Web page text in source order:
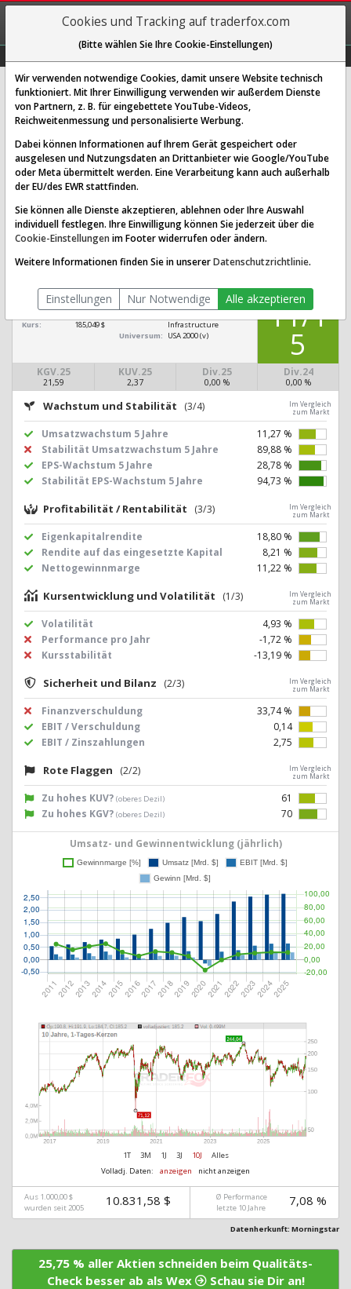
REGIS-
TRIEREN
Wex Aktie: Realtime-Kurs &
Analyse (A1J7A6 | WEX)
SCORING SYSTEMS:
Qualitäts-Check Dividenden-Check
Wachstums-Check
Robustheits-Check
Qualitäts-Check:Ist die Aktie zum Investieren
Infos zum Score
Wex[WEX A1J7A6 US96208T1043]
Börsenwert: 6,313 Mrd. $
Kurs:
185,049 $
Sektor:
Technology / Software -
Infrastructure
Universum:
USA 2000 (v)
KGV.25
21,59
KUV.25
2,37
Div.25
0,00 %
Div.24
0,00 %
11/1
5
Wachstum und Stabilität (3/4)
Im Vergleich
zum Markt
Umsatzwachstum 5 Jahre
11,27 %
Stabilität Umsatzwachstum 5 Jahre
89,88 %
EPS-Wachstum 5 Jahre
28,78 %
Stabilität EPS-Wachstum 5 Jahre
94,73 %
Profitabilität / Rentabilität (3/3)
Im Vergleich
zum Markt
Eigenkapitalrendite
18,80 %
Rendite auf das eingesetzte Kapital
8,21 %
Nettogewinnmarge
11,22 %
Kursentwicklung und Volatilität (1/3)
Im Vergleich
zum Markt
Volatilität
4,93 %
Performance pro Jahr
-1,72 %
Kursstabilität
-13,19 %
Sicherheit und Bilanz (2/3)
Im Vergleich
zum Markt
Finanzverschuldung
33,74 %
EBIT / Verschuldung
0,14
EBIT / Zinszahlungen
2,75
Rote Flaggen (2/2)
Im Vergleich
zum Markt
Zu hohes KUV? (oberes Dezil)
61
Zu hohes KGV? (oberes Dezil) 70
Umsatz- und Gewinnentwicklung (jährlich)
1T 3M 1J 3J 10J
Alles
Volladj. Daten:
anzeigen nicht anzeigen
Aus 1.000,00 $
wurden seit 2005
10.831,58 $
Ø Performance
letzte 10 Jahre
7,08 %
Datenherkunft: Morningstar
25,75 % aller Aktien schneiden beim Qualitäts-
Check besser ab als Wex
Schau sie Dir an!
Cookies und Tracking auf traderfox.com
(Bitte wählen Sie Ihre Cookie-Einstellungen)
Wir verwenden notwendige Cookies, damit unsere Website technisch
funktioniert. Mit Ihrer Einwilligung verwenden wir außerdem Dienste
von Partnern, z. B. für eingebettete YouTube-Videos,
Reichweitenmessung und personalisierte Werbung.
Dabei können Informationen auf Ihrem Gerät gespeichert oder
ausgelesen und Nutzungsdaten an Drittanbieter wie Google/YouTube
oder Meta übermittelt werden. Eine Verarbeitung kann auch außerhalb
der EU/des EWR stattfinden.
Sie können alle Dienste akzeptieren, ablehnen oder Ihre Auswahl
individuell festlegen. Ihre Einwilligung können Sie jederzeit über die
Cookie-Einstellungen im Footer widerrufen oder ändern.
Weitere Informationen finden Sie in unsererDatenschutzrichtlinie.
Einstellungen Nur Notwendige Alle akzeptieren